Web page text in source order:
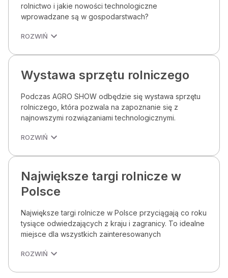
rolnictwo i jakie nowości technologiczne
wprowadzane są w gospodarstwach?
ROZWIŃ
Wystawa sprzętu rolniczego
Podczas AGRO SHOW odbędzie się wystawa sprzętu
rolniczego, która pozwala na zapoznanie się z
najnowszymi rozwiązaniami technologicznymi.
ROZWIŃ
Największe targi rolnicze w
Polsce
Największe targi rolnicze w Polsce przyciągają co roku
tysiące odwiedzających z kraju i zagranicy. To idealne
miejsce dla wszystkich zainteresowanych
ROZWIŃ